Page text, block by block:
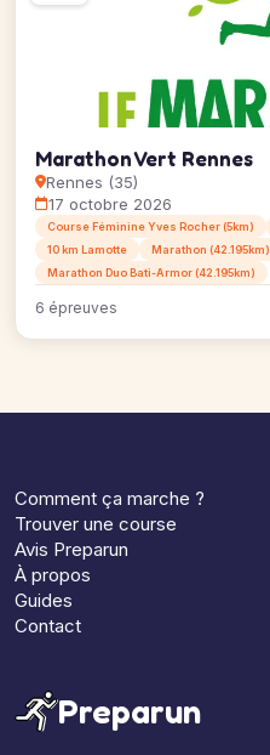
Marathon Vert Rennes
Rennes (35)
17 octobre 2026
Course Féminine Yves Rocher (5km)
10 km Lamotte
Marathon (42.195km)
Marathon Duo Bati-Armor (42.195km)
6 épreuves
Comment ça marche ?
Trouver une course
Avis Preparun
À propos
Guides
Contact
Preparun